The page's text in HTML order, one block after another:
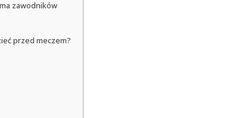
zawodników
przed meczem?